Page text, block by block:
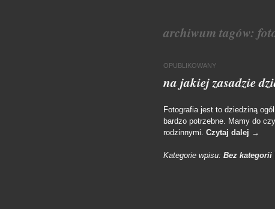
archiwum tagów:
OPUBLIKOWANY
na jakiej zasadzie
Fotografia jest to dziedziną
bardzo potrzebne. Mamy do
rodzinnymi. Czytaj dalej →
Kategorie wpisu: Bez kategorii